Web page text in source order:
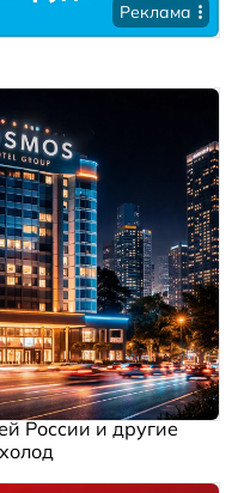
Реклама
России и другие